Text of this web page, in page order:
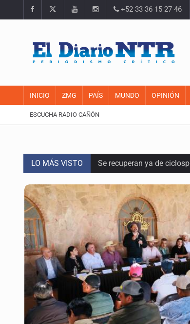
+52 33 36 15 27 46
INICIO ZMG PAÍS MUNDO OPINIÓN
ESCUCHA RADIO CAÑÓN
LO MÁS VISTO Se recuperan ya de
SCJN ordena al
Fiscalía exhuma 126
Al archivo la mitad de
Ya hay solicitud de
Vecinos acusan retiro de
Buscan mantener
Apoyarán a mujeres con
La evolución tiene nombre: